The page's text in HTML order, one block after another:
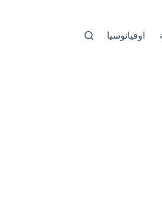
اوقيانوسيا